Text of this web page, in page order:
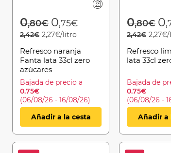
Price reduced from
0,80€to
0,75€
2,42€ 2,27€/litro
Refresco naranja
Fanta lata 33cl zero
azúcares
Bajada de precio a
0.75€
(06/08/26 - 16/08/26)
Añadir a la cesta
Price
0,80€to
0
2,42€
Refresco
lata 33cl
Bajada de
0.75€
(06/08/26 -
Añadir a